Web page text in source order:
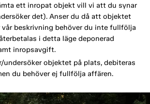
ett inropat objekt vill vi att du synar
det). Anser du då att objektet
beskrivning behöver du inte fullfölja
i detta läge deponerad
inropsavgift.
undersöker objektet på plats, debiteras
du behöver ej fullfölja affären.